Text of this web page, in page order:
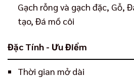
Gạch rỗng và gạch đặc, Gỗ,
tạo, Đá mồ côi
Đặc Tính - Ưu Điểm
Thời gian mở dài